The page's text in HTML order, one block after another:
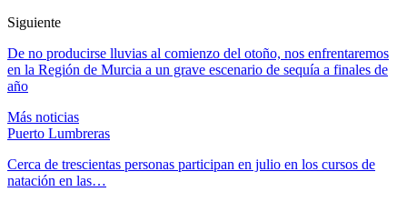
Siguiente
De no producirse lluvias al comienzo del otoño, nos enfrentaremos
en la Región de Murcia a un grave escenario de sequía a finales de
año
Más noticias
Puerto Lumbreras
Cerca de trescientas personas participan en julio en los cursos de
natación en las…